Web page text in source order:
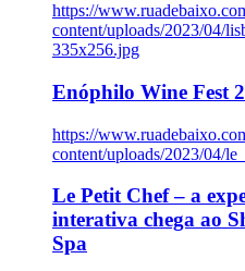
https://
content/uploads/2023/04/
335x256.jpg
Enóphilo Wine Fest
https://
content/uploads/2023/04/
Le Petit Chef – a
interativa chega ao
Spa